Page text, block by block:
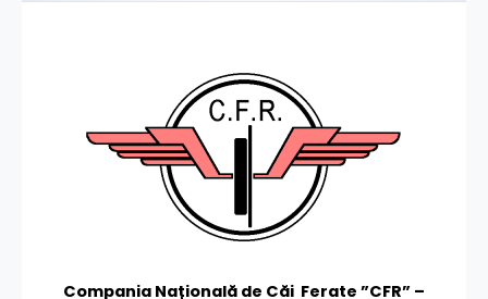
Compania Națională de Căi Ferate ”CFR” –